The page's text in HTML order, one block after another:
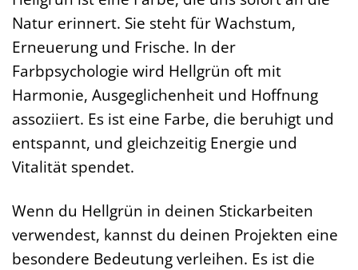
Natur erinnert. Sie steht für Wachstum,
Erneuerung und Frische. In der
Farbpsychologie wird Hellgrün oft mit
Harmonie, Ausgeglichenheit und Hoffnung
assoziiert. Es ist eine Farbe, die beruhigt und
entspannt, und gleichzeitig Energie und
Vitalität spendet.
Wenn du Hellgrün in deinen Stickarbeiten
verwendest, kannst du deinen Projekten eine
besondere Bedeutung verleihen. Es ist die